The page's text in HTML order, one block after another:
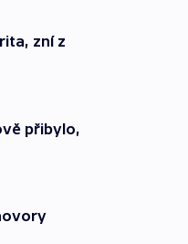
zní z
přibylo,